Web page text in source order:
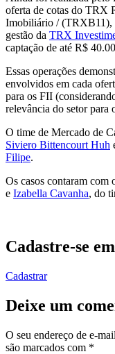
oferta de cotas do TRX
Imobiliário / (TRXB11),
gestão da TRX
captação de até R$
Essas operações
envolvidos em cada
para os FII
relevância do setor para
O time de Mercado de
Siviero Bittencourt Huh
Filipe.
Os casos contaram com
e Izabella Cavanha, do
Cadastre-se
Cadastrar
Deixe um
O seu endereço de e-
são marcados com *